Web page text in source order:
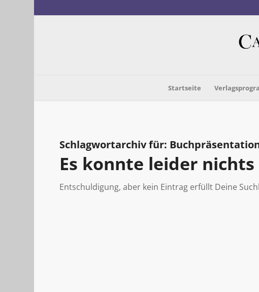
Startseite
Schlagwortarchiv für:
Es konnte leider
Entschuldigung, aber kein Eintrag erfüllt Deine